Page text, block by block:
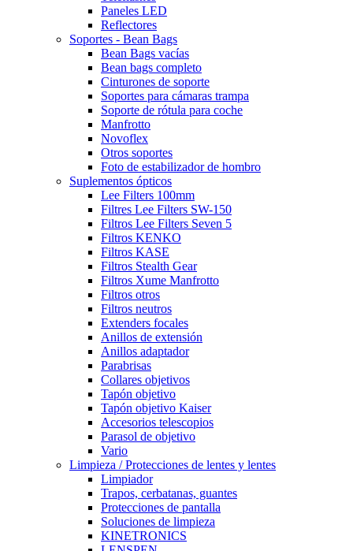
Paneles LED
Reflectores
Soportes - Bean Bags
Bean Bags vacías
Bean bags completo
Cinturones de soporte
Soportes para cámaras trampa
Soporte de rótula para coche
Manfrotto
Novoflex
Otros soportes
Foto de estabilizador de hombro
Suplementos ópticos
Lee Filters 100mm
Filtres Lee Filters SW-150
Filtros Lee Filters Seven 5
Filtros KENKO
Filtros KASE
Filtros Stealth Gear
Filtros Xume Manfrotto
Filtros otros
Filtros neutros
Extenders focales
Anillos de extensión
Anillos adaptador
Parabrisas
Collares objetivos
Tapón objetivo
Tapón objetivo Kaiser
Accesorios telescopios
Parasol de objetivo
Vario
Limpieza / Protecciones de lentes y lentes
Limpiador
Trapos, cerbatanas, guantes
Protecciones de pantalla
Soluciones de limpieza
KINETRONICS